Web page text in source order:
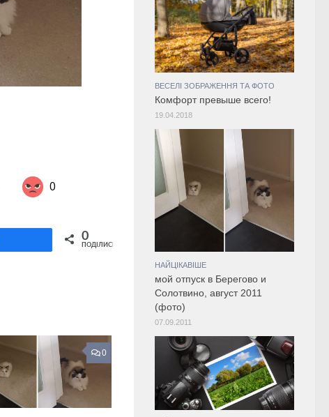
0
Share on Twitter 0
ПОДІЛИСЬ
0
ВЕСЕЛІ ЗОБРАЖЕННЯ ТА ФОТО
Комфорт превыше всего!
19.04.2018
НАЙЦІКАВІШЕ
мой отпуск в Берегово и
Солотвино, август 2011
(фото)
07.09.2011